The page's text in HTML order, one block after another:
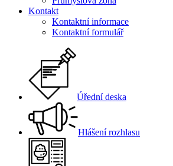
Kontakt
Kontaktní informace
Kontaktní formulář
Úřední deska
Hlášení rozhlasu